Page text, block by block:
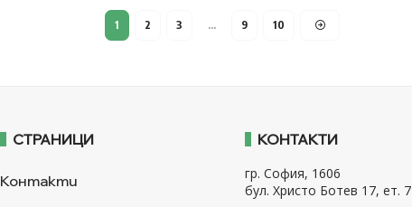
1 2 3 … 9 10
СТРАНИЦИ
Контакти
КОНТАКТИ
гр. София, 1606
бул. Христо Ботев 17, ет. 7